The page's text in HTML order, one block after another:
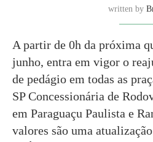
written by
A partir de 0h da próxima
junho, entra em vigor o
de pedágio em todas as
SP Concessionária de
em Paraguaçu Paulista e
valores são uma